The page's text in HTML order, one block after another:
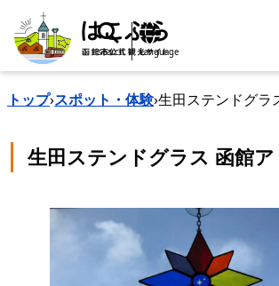
search Language
トップ›スポット・体験›生田ステンドグラ
生田ステンドグラス 函館